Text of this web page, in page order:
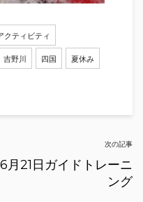
クティビティ
吉野川 四国 夏休み
次の記事
6月21日ガイドトレーニ
ング